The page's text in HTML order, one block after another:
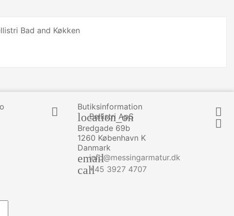
 Butiksinformation


location_on
Bellistri ApS
Bredgade 69b
1260 København K
Danmark
email
info@messingarmatur.dk
call+45 3927 4707